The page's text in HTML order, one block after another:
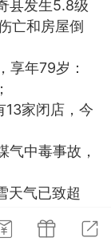
县发生5.8级
亡和房屋倒
享年79岁：
13家闭店，今
中毒事故，
天气已致超